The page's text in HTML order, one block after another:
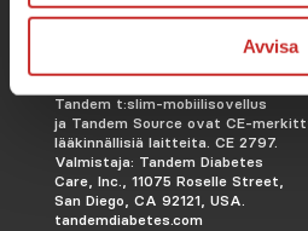
Avvisa
Tandem t:slim-mobiilisovellus
ja Tandem Source ovat CE-
lääkinnällisiä laitteita. CE 2797.
Valmistaja: Tandem Diabetes
Care, Inc., 11075 Roselle Street,
San Diego, CA 92121, USA.
tandemdiabetes.com